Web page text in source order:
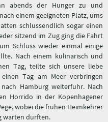
abends der Hunger zu und
einem geeigneten Platz, ums
schlussendlich sogar einen
sitzend im Zug ging die Fahrt
Schluss wieder einmal einige
Nach einem kulinarisch und
Tag, teilte sich unsere liebe
Tag am Meer verbringen
Hamburg weiterfuhr. Nach
Horrido in der Kopenhagener
wobei die frühen Heimkehrer
warten durften.